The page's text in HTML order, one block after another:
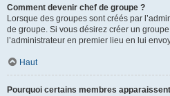
Comment devenir chef de groupe ?
Lorsque des groupes sont créés par
de groupe. Si vous désirez créer un
l’administrateur en premier lieu en lui
Haut
Pourquoi certains membres